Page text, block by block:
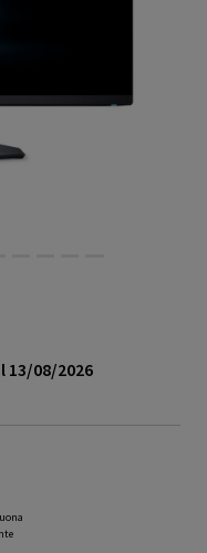
13/08/2026